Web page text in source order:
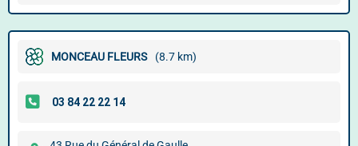
MONCEAU FLEURS (8.7 km)